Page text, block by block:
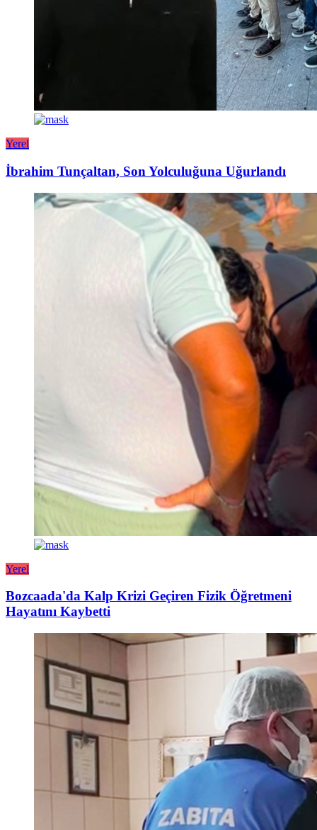
Yerel
İbrahim Tunçaltan, Son Yolculuğuna Uğurlandı
Yerel
Bozcaada'da Kalp Krizi Geçiren Fizik Öğretmeni
Hayatını Kaybetti